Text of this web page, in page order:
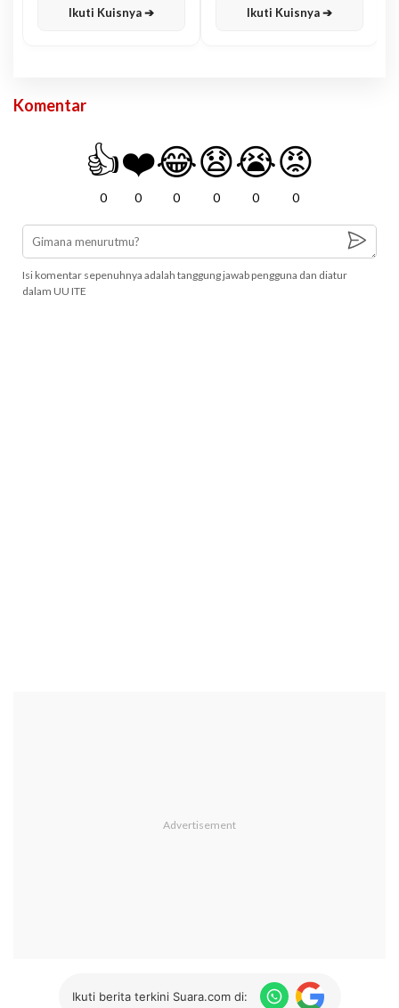
Ikuti Kuisnya ➔ Ikuti Kuisnya ➔
Komentar
👍
0
❤️
0
😂
0
😧
0
😭
0
😡
0
Isi komentar sepenuhnya adalah tanggung jawab pengguna dan diatur
dalam UU ITE
Ikuti berita terkini Suara.com di: